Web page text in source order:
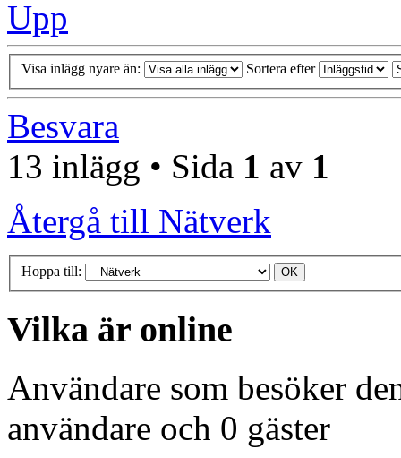
Upp
Visa inlägg nyare än: Sortera efter
Besvara
13 inlägg • Sida 1 av 1
Återgå till Nätverk
Hoppa till:
Vilka är online
Användare som besöker
användare och 0 gäster